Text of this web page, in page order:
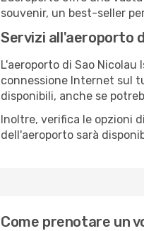
souvenir, un best-seller
Servizi all'aeroporto
L'aeroporto di Sao
connessione Internet sul
disponibili, anche se
Inoltre, verifica le opzioni
dell'aeroporto sarà
Come prenotare un